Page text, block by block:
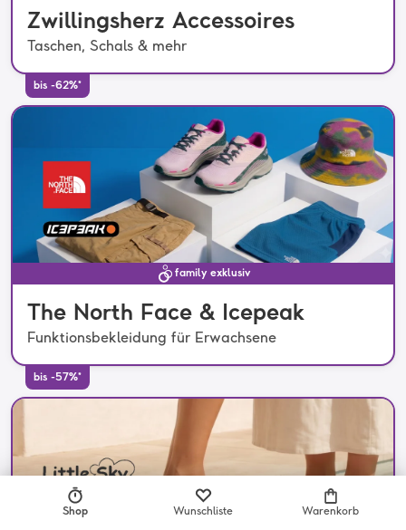
Zwillingsherz Accessoires
Taschen, Schals & mehr
bis -62%*
family exklusiv
The North Face & Icepeak
Funktionsbekleidung für Erwachsene
bis -57%*
Shop Wunschliste Warenkorb